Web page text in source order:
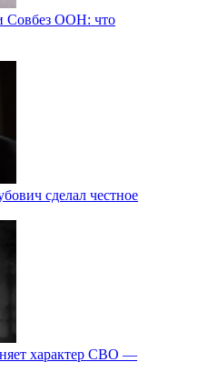
Совбез ООН: что
сделал честное
характер СВО —